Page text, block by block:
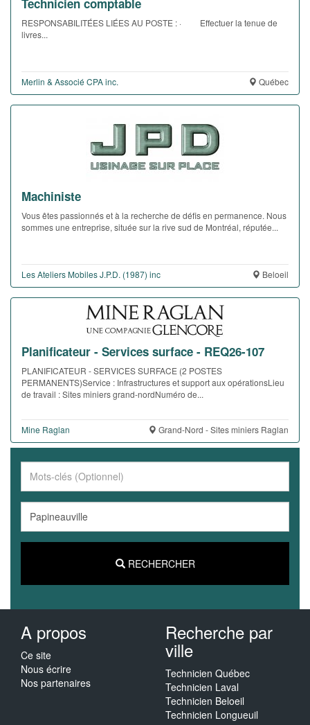
Technicien comptable
RESPONSABILITÉES LIÉES AU POSTE : · Effectuer la tenue de
livres...
Merlin & Associé CPA inc. Québec
Machiniste
Vous êtes passionnés et à la recherche de défis en permanence. Nous
sommes une entreprise, située sur la rive sud de Montréal, réputée...
Les Ateliers Mobiles J.P.D. (1987) inc Beloeil
Planificateur - Services surface - REQ26-107
PLANIFICATEUR - SERVICES SURFACE (2 POSTES
PERMANENTS)Service : Infrastructures et support aux opérationsLieu
de travail : Sites miniers grand-nordNuméro de...
Mine Raglan Grand-Nord - Sites miniers Raglan
RECHERCHER
A propos
Ce site
Nous écrire
Nos partenaires
Recherche par
ville
Technicien Québec
Technicien Laval
Technicien Beloeil
Technicien Longueuil